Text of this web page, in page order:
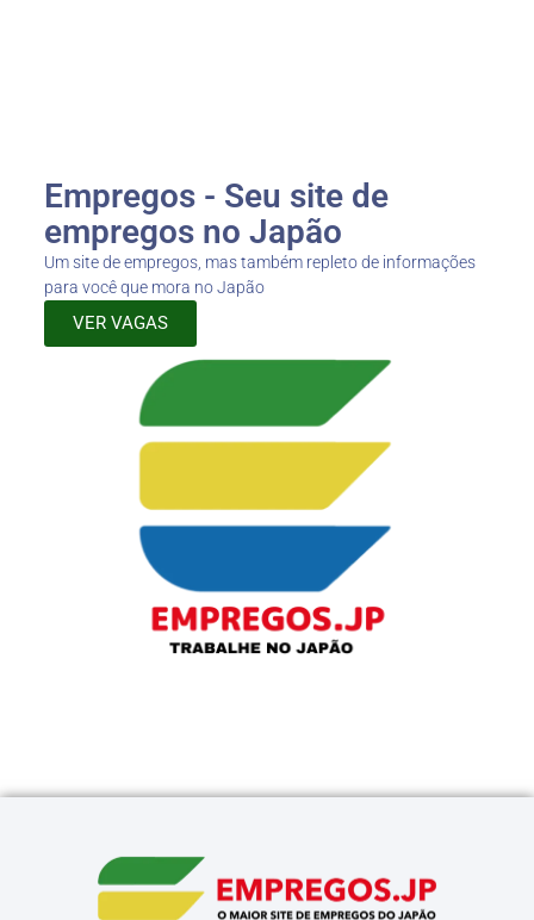
Empregos - Seu site de
empregos no Japão
Um site de empregos, mas também repleto de informações
para você que mora no Japão
VER VAGAS